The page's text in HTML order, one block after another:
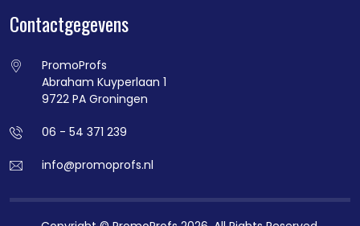
Contactgegevens
PromoProfs
Abraham Kuyperlaan 1
9722 PA Groningen
06 - 54 371 239
info@promoprofs.nl